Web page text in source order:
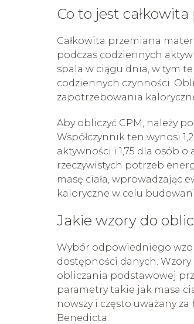
Co to jest
Całkowita przemiana
podczas codziennych
spala w ciągu dnia, w tym
codziennych czynności.
zapotrzebowania
Aby obliczyć CPM, należy
Współczynnik ten wynosi
aktywności i 1,75 dla osób
rzeczywistych potrzeb
masę ciała, wprowadzając
kaloryczne w celu
Jakie wzory do
Wybór odpowiedniego
dostępności danych.
obliczania podstawowej
parametry takie jak masa
nowszy i często uważany
Benedicta.